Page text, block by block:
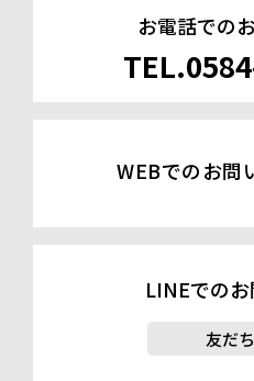
お電話での
WEBでのお問
LINEでの
友だ